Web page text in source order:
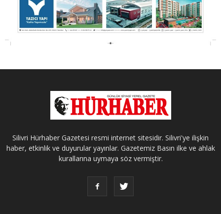
Silivri Hürhaber Gazetesi resmi internet sitesidir. Silivri'ye ilişkin
haber, etkinlik ve duyurular yayınlar. Gazetemiz Basın ilke ve ahlak
kurallarına uymaya söz vermiştir.